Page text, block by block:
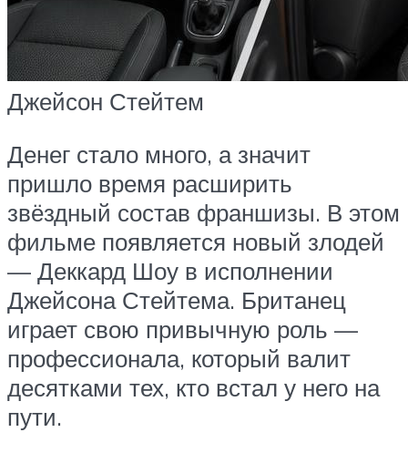
Джейсон Стейтем
Денег стало много, а значит
пришло время расширить
звёздный состав франшизы. В этом
фильме появляется новый злодей
— Деккард Шоу в исполнении
Джейсона Стейтема. Британец
играет свою привычную роль —
профессионала, который валит
десятками тех, кто встал у него на
пути.